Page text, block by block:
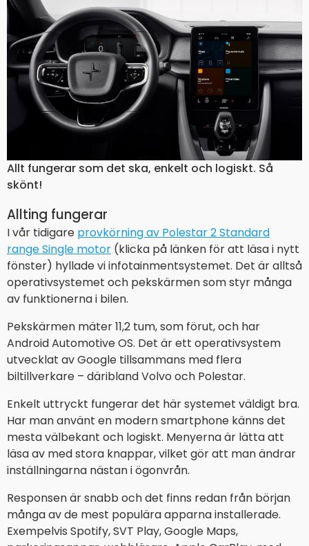
Allt fungerar som det ska, enkelt och logiskt. Så
skönt!
Allting fungerar
I vår tidigare provkörning av Polestar 2 Standard
range Single motor (klicka på länken för att läsa i nytt
fönster) hyllade vi infotainmentsystemet. Det är alltså
operativsystemet och pekskärmen som styr många
av funktionerna i bilen.
Pekskärmen mäter 11,2 tum, som förut, och har
Android Automotive OS. Det är ett operativsystem
utvecklat av Google tillsammans med flera
biltillverkare – däribland Volvo och Polestar.
Enkelt uttryckt fungerar det här systemet väldigt bra.
Har man använt en modern smartphone känns det
mesta välbekant och logiskt. Menyerna är lätta att
läsa av med stora knappar, vilket gör att man ändrar
inställningarna nästan i ögonvrån.
Responsen är snabb och det finns redan från början
många av de mest populära apparna installerade.
Exempelvis Spotify, SVT Play, Google Maps,